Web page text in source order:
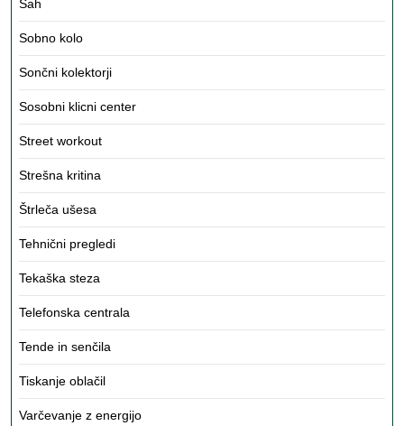
Šah
Sobno kolo
Sončni kolektorji
Sosobni klicni center
Street workout
Strešna kritina
Štrleča ušesa
Tehnični pregledi
Tekaška steza
Telefonska centrala
Tende in senčila
Tiskanje oblačil
Varčevanje z energijo